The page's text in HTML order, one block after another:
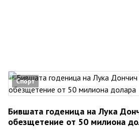
Спорт
Бившата годеница на Лука
обезщетение от 50 милиона